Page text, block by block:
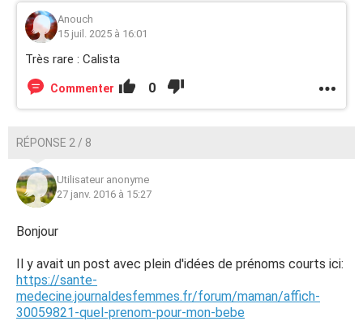
Anouch
15 juil. 2025 à 16:01
Très rare : Calista
Commenter 0
RÉPONSE 2 / 8
Utilisateur anonyme
27 janv. 2016 à 15:27
Bonjour
Il y avait un post avec plein d'idées de prénoms courts ici:
https://sante-
medecine.journaldesfemmes.fr/forum/maman/affich-
30059821-quel-prenom-pour-mon-bebe